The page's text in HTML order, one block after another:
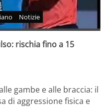
Notizie
rischia fino a 15
gambe e alle braccia: il
di aggressione fisica e